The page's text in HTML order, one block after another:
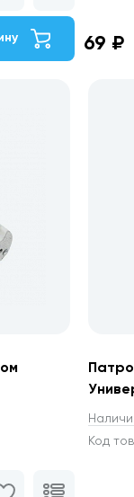
69 ₽
Код